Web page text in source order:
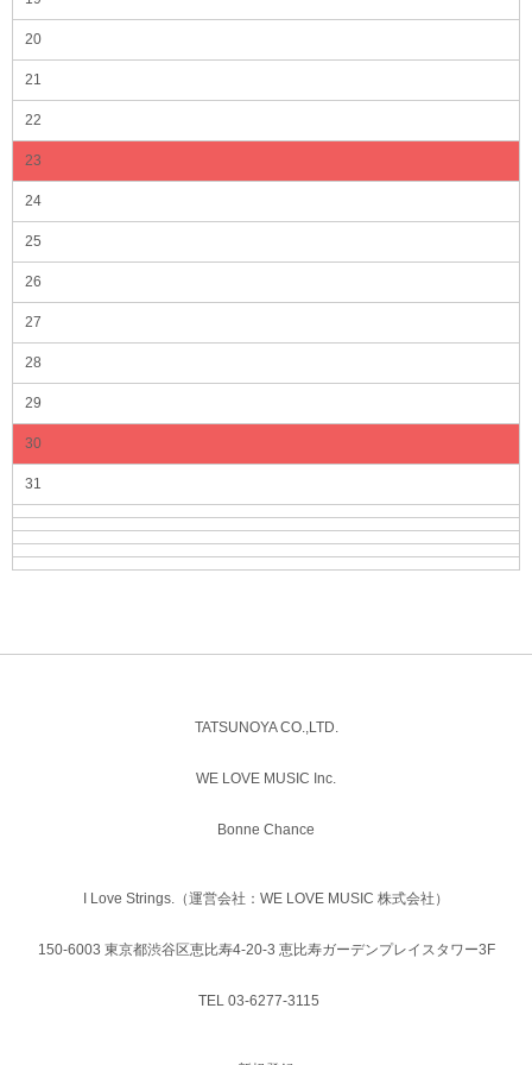
20
21
22
23
24
25
26
27
28
29
30
31
TATSUNOYA CO.,LTD.
WE LOVE MUSIC Inc.
Bonne Chance
I Love Strings.（運営会社：WE LOVE MUSIC 株式会社）
150-6003 東京都渋谷区恵比寿4-20-3 恵比寿ガーデンプレイスタワー3F
TEL 03-6277-3115